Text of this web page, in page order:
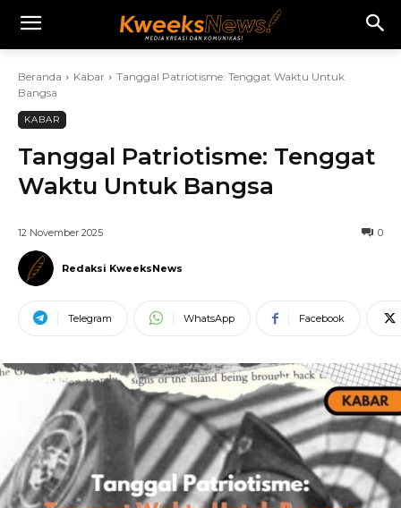
Beranda Kabar
Tanggal Patriotisme: Tenggat Waktu Untuk
Bangsa
KABAR
Tanggal Patriotisme: Tenggat
Waktu Untuk Bangsa
0
12 November 2025
Redaksi KweeksNews
Telegram WhatsApp Facebook